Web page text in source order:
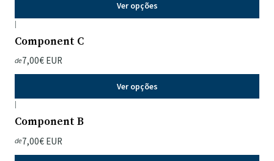
Ver opções
|
Component C
de7,00€ EUR
Ver opções
|
Component B
de7,00€ EUR